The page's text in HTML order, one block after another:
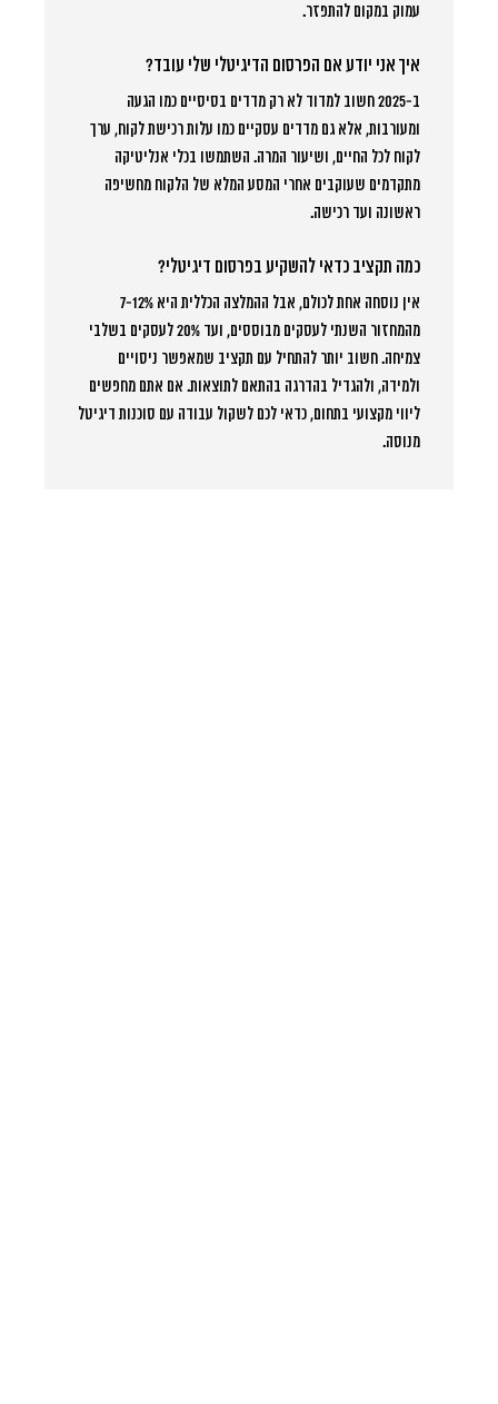
עמוק במקום להתפזר.
איך אני יודע אם הפרסום הדיגיטלי שלי עובד?
ב-2025 חשוב למדוד לא רק מדדים בסיסיים כמו הגעה
ומעורבות, אלא גם מדדים עסקיים כמו עלות רכישת לקוח, ערך
לקוח לכל החיים, ושיעור המרה. השתמשו בכלי אנליטיקה
מתקדמים שעוקבים אחרי המסע המלא של הלקוח מחשיפה
ראשונה ועד רכישה.
כמה תקציב כדאי להשקיע בפרסום דיגיטלי?
אין נוסחה אחת לכולם, אבל ההמלצה הכללית היא 7-12%
מהמחזור השנתי לעסקים מבוססים, ועד 20% לעסקים בשלבי
צמיחה. חשוב יותר להתחיל עם תקציב שמאפשר ניסויים
ולמידה, ולהגדיל בהדרגה בהתאם לתוצאות. אם אתם מחפשים
ליווי מקצועי בתחום, כדאי לכם לשקול עבודה עם סוכנות דיגיטל
מנוסה.